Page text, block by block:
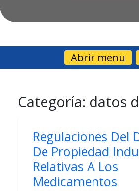
Abrir menu
Categoría: datos
Regulaciones Del
De Propiedad
Relativas A Los
Medicamentos